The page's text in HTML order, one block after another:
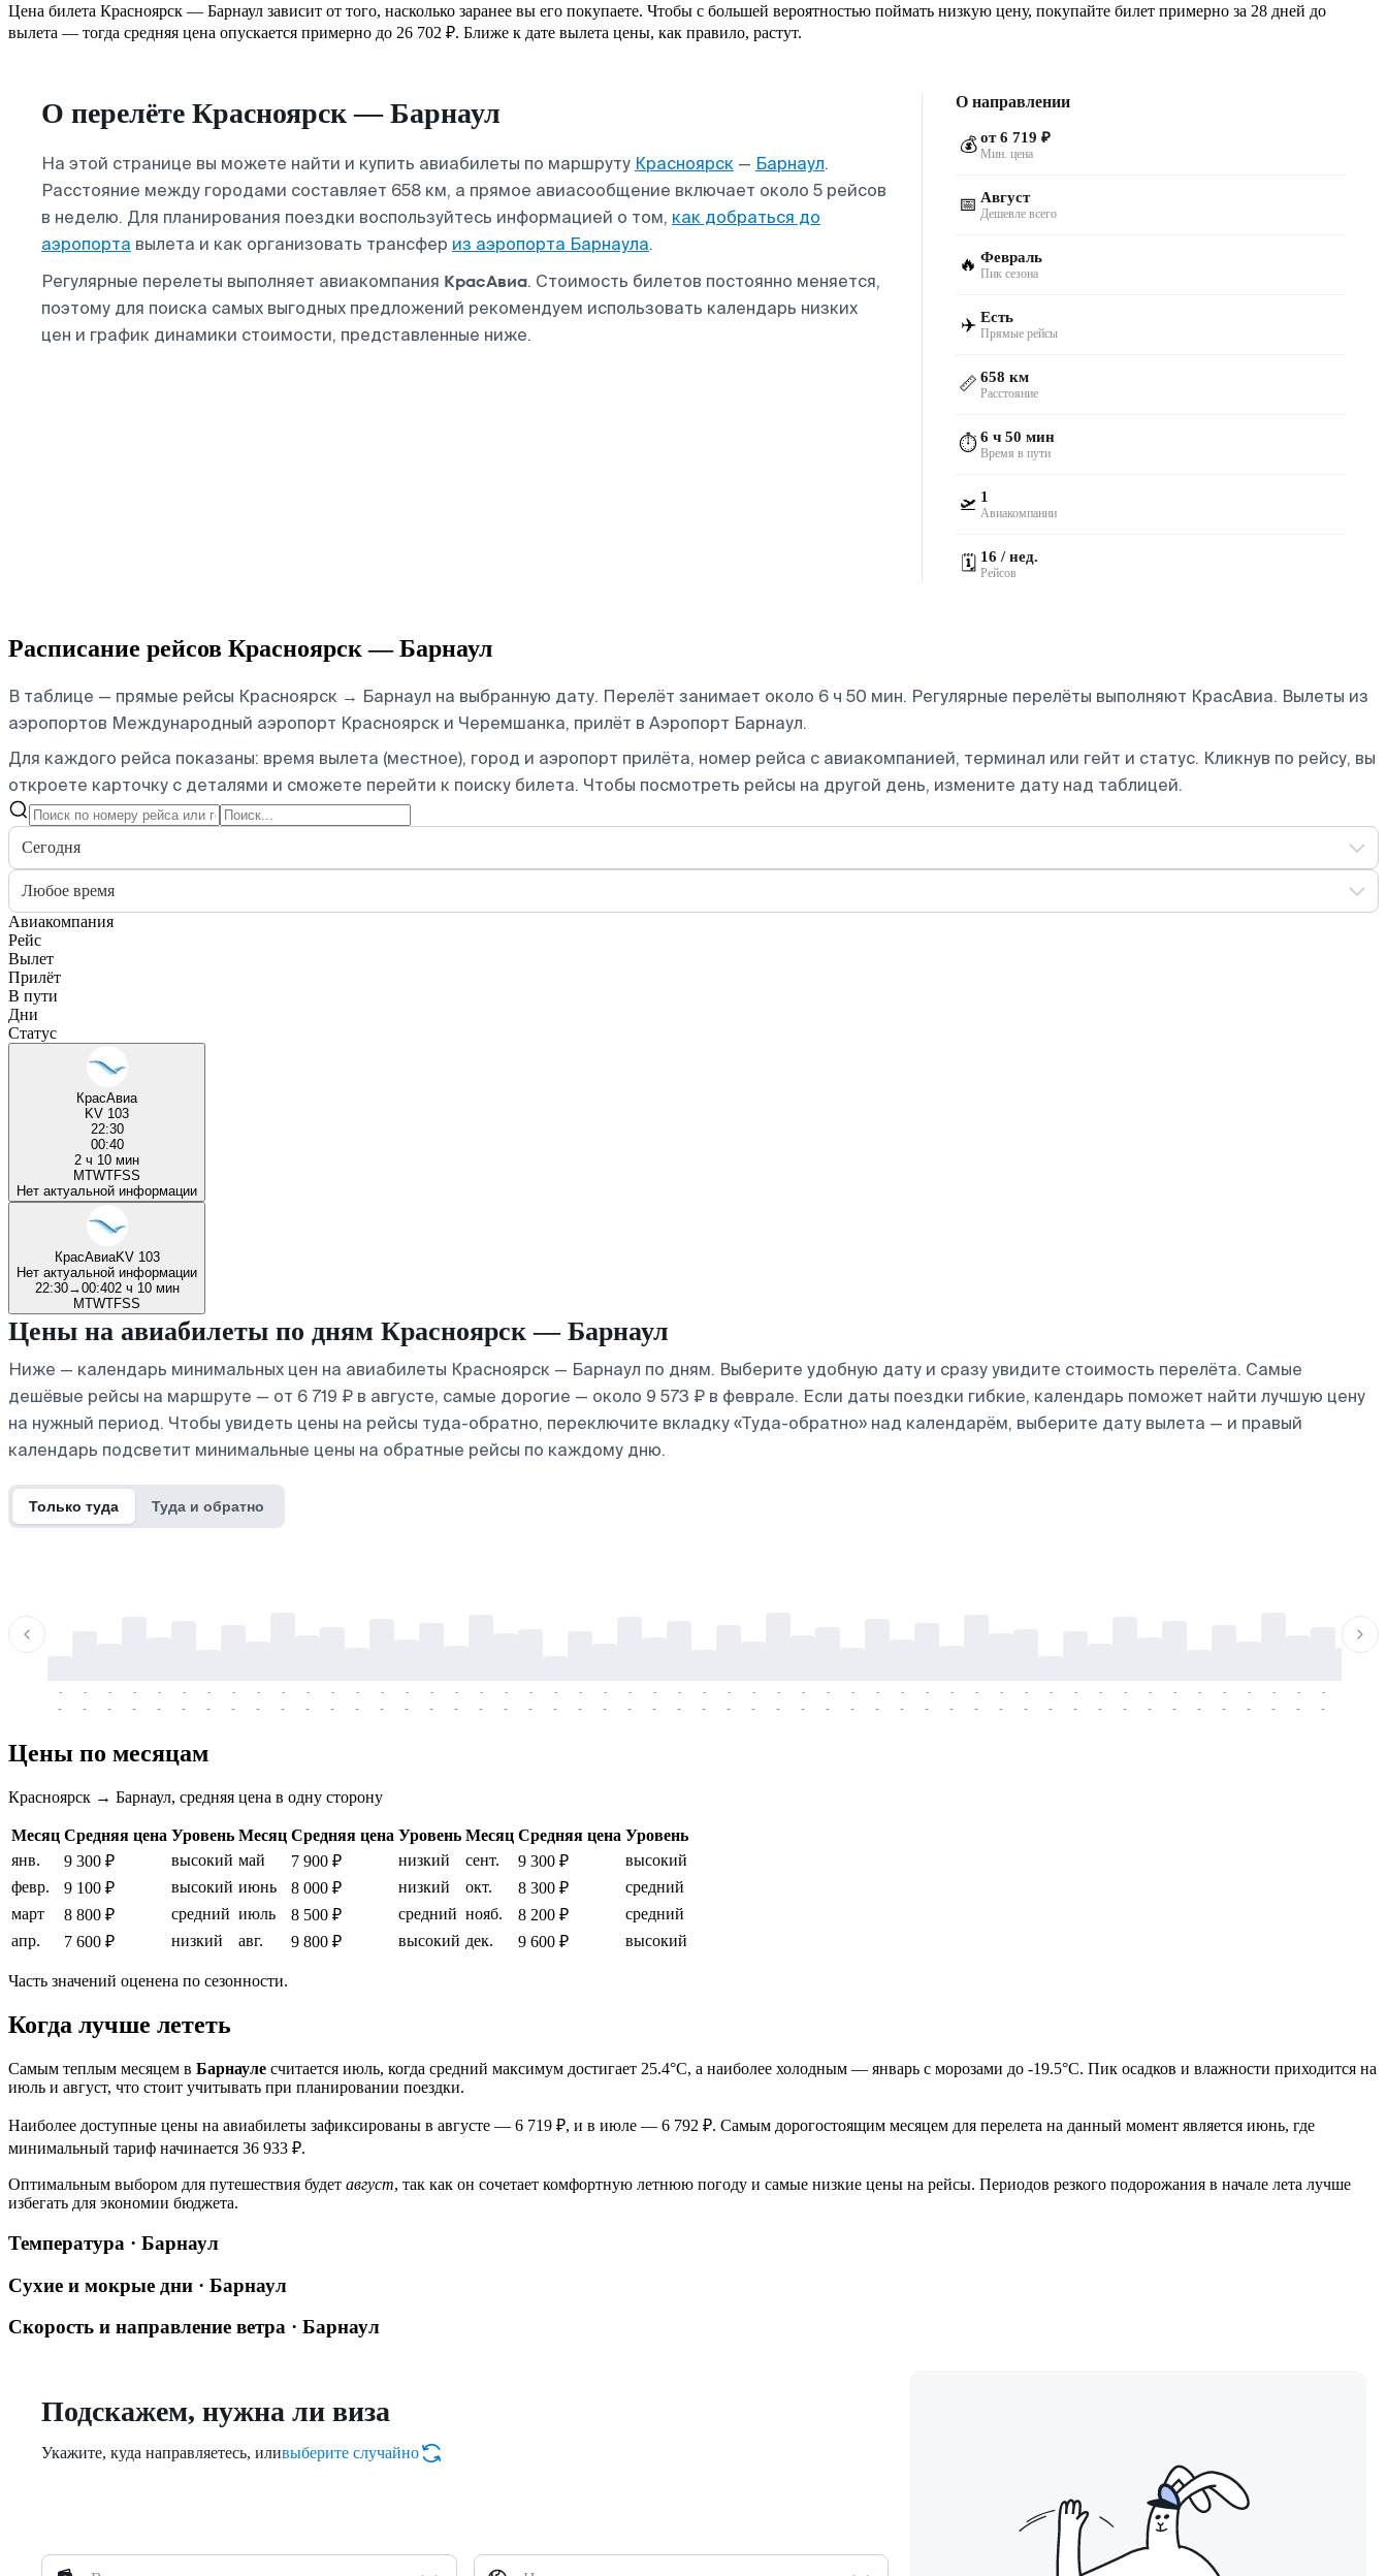
Цена билета Красноярск — Барнаул зависит от того, насколько заранее вы его покупаете. Чтобы с большей вероятностью поймать низкую цену, покупайте билет примерно за 28 дней до
вылета — тогда средняя цена опускается примерно до 26 702 ₽. Ближе к дате вылета цены, как правило, растут.
О перелёте Красноярск — Барнаул
На этой странице вы можете найти и купить авиабилеты по маршруту Красноярск — Барнаул.
Расстояние между городами составляет 658 км, а прямое авиасообщение включает около 5 рейсов
в неделю. Для планирования поездки воспользуйтесь информацией о том, как добраться до
аэропорта вылета и как организовать трансфер из аэропорта Барнаула.
Регулярные перелеты выполняет авиакомпания КрасАвиа. Стоимость билетов постоянно меняется,
поэтому для поиска самых выгодных предложений рекомендуем использовать календарь низких
цен и график динамики стоимости, представленные ниже.
О направлении
💰 от 6 719 ₽
Мин. цена
📅 Август
Дешевле всего
🔥 Февраль
Пик сезона
✈️ Есть
Прямые рейсы
📏 658 км
Расстояние
⏱️ 6 ч 50 мин
Время в пути
🛫 1
Авиакомпании
🗓️ 16 / нед.
Рейсов
Расписание рейсов Красноярск — Барнаул
В таблице — прямые рейсы Красноярск → Барнаул на выбранную дату. Перелёт занимает около 6 ч 50 мин. Регулярные перелёты выполняют КрасАвиа. Вылеты из
аэропортов Международный аэропорт Красноярск и Черемшанка, прилёт в Аэропорт Барнаул.
Для каждого рейса показаны: время вылета (местное), город и аэропорт прилёта, номер рейса с авиакомпанией, терминал или гейт и статус. Кликнув по рейсу, вы
откроете карточку с деталями и сможете перейти к поиску билета. Чтобы посмотреть рейсы на другой день, измените дату над таблицей.
Сегодня
Любое время
Авиакомпания
Рейс
Вылет
Прилёт
В пути
Дни
Статус
КрасАвиа
KV 103
22:30
00:40
2 ч 10 мин
MTWTFSS
Нет актуальной информации
КрасАвиаKV 103
Нет актуальной информации
22:30→00:402 ч 10 мин
MTWTFSS
Цены на авиабилеты по дням Красноярск — Барнаул
Ниже — календарь минимальных цен на авиабилеты Красноярск — Барнаул по дням. Выберите удобную дату и сразу увидите стоимость перелёта. Самые
дешёвые рейсы на маршруте — от 6 719 ₽ в августе, самые дорогие — около 9 573 ₽ в феврале. Если даты поездки гибкие, календарь поможет найти лучшую цену
на нужный период. Чтобы увидеть цены на рейсы туда-обратно, переключите вкладку «Туда-обратно» над календарём, выберите дату вылета — и правый
календарь подсветит минимальные цены на обратные рейсы по каждому дню.
Только туда Туда и обратно
-
-
-
-
-
-
-
-
-
-
-
-
-
-
-
-
-
-
-
-
-
-
-
-
-
-
-
-
-
-
-
-
-
-
-
-
-
-
-
-
-
-
-
-
-
-
-
-
-
-
-
-
-
-
-
-
-
-
-
-
-
-
-
-
-
-
-
-
-
-
-
-
-
-
-
-
-
-
-
-
-
-
-
-
-
-
-
-
-
-
-
-
-
-
-
-
-
-
-
-
-
-
-
-
Цены по месяцам
Красноярск → Барнаул, средняя цена в одну сторону
Месяц Средняя цена Уровень Месяц Средняя цена Уровень Месяц Средняя цена Уровень
янв.
9 300 ₽ высокий май 7 900 ₽ низкий сент. 9 300 ₽
высокий
февр.
9 100 ₽ высокий июнь 8 000 ₽ низкий окт. 8 300 ₽
средний
март
8 800 ₽ средний июль 8 500 ₽ средний нояб. 8 200 ₽
средний
апр.
7 600 ₽ низкий авг. 9 800 ₽ высокий дек. 9 600 ₽ высокий
Часть значений оценена по сезонности.
Когда лучше лететь
Самым теплым месяцем в Барнауле считается июль, когда средний максимум достигает 25.4°C, а наиболее холодным — январь с морозами до -19.5°C. Пик осадков и влажности приходится на
июль и август, что стоит учитывать при планировании поездки.
Наиболее доступные цены на авиабилеты зафиксированы в августе — 6 719 ₽, и в июле — 6 792 ₽. Самым дорогостоящим месяцем для перелета на данный момент является июнь, где
минимальный тариф начинается 36 933 ₽.
Оптимальным выбором для путешествия будет август, так как он сочетает комфортную летнюю погоду и самые низкие цены на рейсы. Периодов резкого подорожания в начале лета лучше
избегать для экономии бюджета.
Температура · Барнаул
Сухие и мокрые дни · Барнаул
Скорость и направление ветра · Барнаул
Подскажем, нужна ли виза
Укажите, куда направляетесь, иливыберите случайно